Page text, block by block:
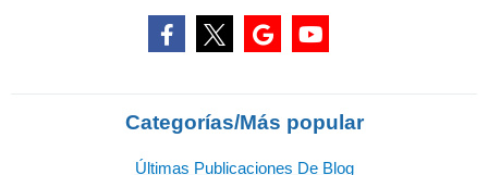
Categorías/Más popular
Últimas Publicaciones De Blog